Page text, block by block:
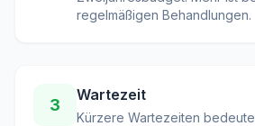
regelmäßigen Behandlungen.
3
Wartezeit
Kürzere Wartezeiten